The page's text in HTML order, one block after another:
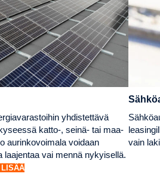
yhdistettävä
katto-, seinä- tai maa-
aurinkovoimala voidaan
laajentaa vai mennä nykyisellä.
LISÄÄ
vain